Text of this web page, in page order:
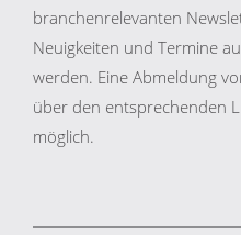
branchenrelevanten
Neuigkeiten und Termine
werden. Eine Abmeldung
über den entsprechenden
möglich.